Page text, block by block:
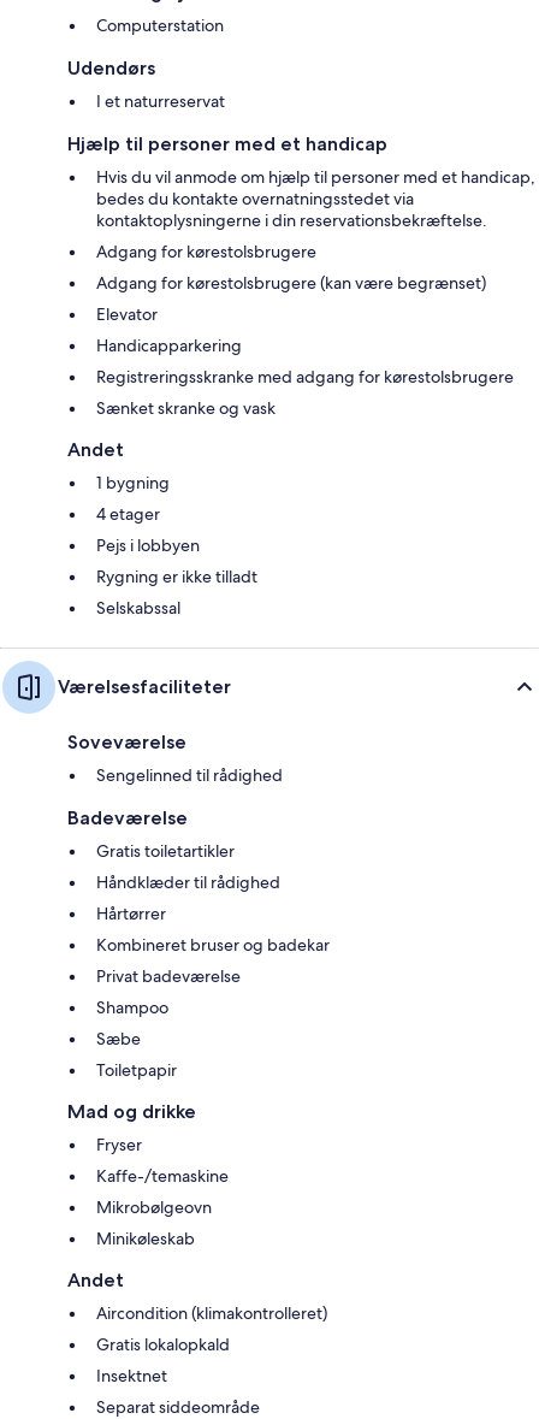
Computerstation
Udendørs
I et naturreservat
Hjælp til personer med et handicap
Hvis du vil anmode om hjælp til personer med et handicap,
bedes du kontakte overnatningsstedet via
kontaktoplysningerne i din reservationsbekræftelse.
Adgang for kørestolsbrugere
Adgang for kørestolsbrugere (kan være begrænset)
Elevator
Handicapparkering
Registreringsskranke med adgang for kørestolsbrugere
Sænket skranke og vask
Andet
1 bygning
4 etager
Pejs i lobbyen
Rygning er ikke tilladt
Selskabssal
Værelsesfaciliteter
Soveværelse
Sengelinned til rådighed
Badeværelse
Gratis toiletartikler
Håndklæder til rådighed
Hårtørrer
Kombineret bruser og badekar
Privat badeværelse
Shampoo
Sæbe
Toiletpapir
Mad og drikke
Fryser
Kaffe-/temaskine
Mikrobølgeovn
Minikøleskab
Andet
Aircondition (klimakontrolleret)
Gratis lokalopkald
Insektnet
Separat siddeområde